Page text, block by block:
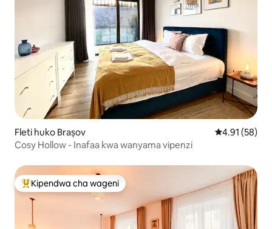
Fleti huko Brașov Ukadiriaji wa
4.91 (58)
Cosy Hollow - Inafaa kwa wanyama vipenzi
Kipendwa maarufu cha wageni
Kipendwa cha wageni